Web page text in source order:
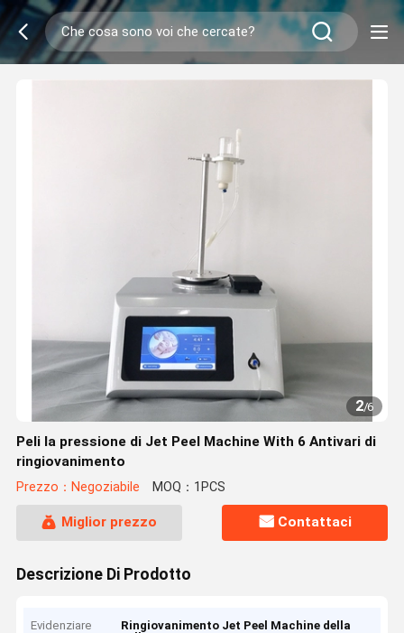
2/6
Peli la pressione di Jet Peel Machine With 6 Antivari di
ringiovanimento
Prezzo：Negoziabile MOQ：1PCS
Miglior prezzo Contattaci
Descrizione Di Prodotto
Evidenziare
Ringiovanimento Jet Peel Machine della